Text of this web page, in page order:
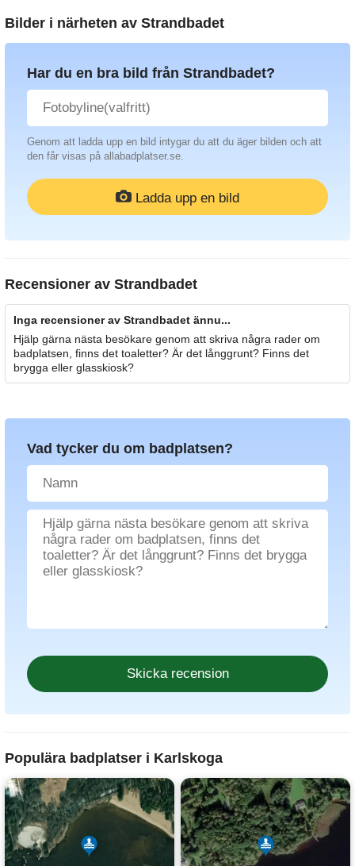
Bilder i närheten av Strandbadet
Har du en bra bild från Strandbadet?
Genom att ladda upp en bild intygar du att du äger bilden och att
den får visas på allabadplatser.se.
Ladda upp en bild
Recensioner av Strandbadet
Inga recensioner av Strandbadet ännu...
Hjälp gärna nästa besökare genom att skriva några rader om
badplatsen, finns det toaletter? Är det långgrunt? Finns det
brygga eller glasskiosk?
Vad tycker du om badplatsen?
Populära badplatser i Karlskoga